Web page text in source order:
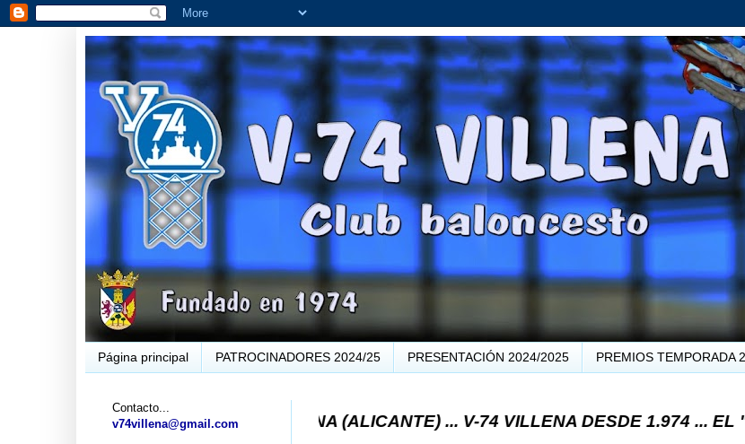
Página principal PATROCINADORES 2024/25 PRESENTACIÓN 2024/2025 PREMIOS TEMPORADA
BALONCESTO V-74 VILLENA (ALICANTE) ... V-74 VILLENA DESDE 1.974 ... EL "UVE" ...
Contacto...
v74villena@gmail.com